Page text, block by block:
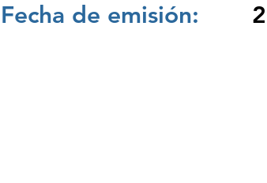
Fecha de emisión: